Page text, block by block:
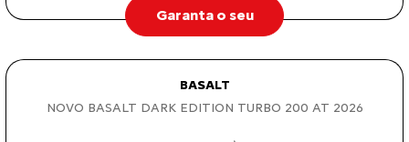
Garanta o seu
BASALT
NOVO BASALT DARK EDITION TURBO 200 AT 2026